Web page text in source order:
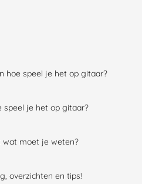
hoe speel je het op gitaar?
speel je het op gitaar?
wat moet je weten?
overzichten en tips!